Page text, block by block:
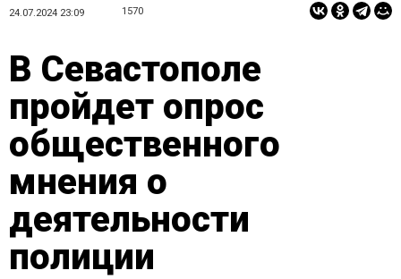
24.07.2024 23:09 1570
В Севастополе
пройдет опрос
общественного
мнения о
деятельности
полиции